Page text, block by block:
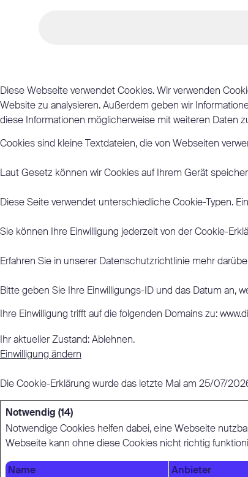
Diese Webseite verwendet Cookies. Wir verwenden
Website zu analysieren. Außerdem geben wir
diese Informationen möglicherweise mit weiteren Daten
Cookies sind kleine Textdateien, die von Webseiten
Laut Gesetz können wir Cookies auf Ihrem Gerät
Diese Seite verwendet unterschiedliche Cookie-Typen.
Sie können Ihre Einwilligung jederzeit von der Cookie-
Erfahren Sie in unserer Datenschutzrichtlinie mehr
Bitte geben Sie Ihre Einwilligungs-ID und das Datum an,
Ihre Einwilligung trifft auf die folgenden Domains zu:
Ihr aktueller Zustand: Ablehnen.
Einwilligung ändern
Die Cookie-Erklärung wurde das letzte Mal am 25/07/
Notwendig (14)
Notwendige Cookies helfen dabei, eine Webseite
Webseite kann ohne diese Cookies nicht richtig
Name Anbieter